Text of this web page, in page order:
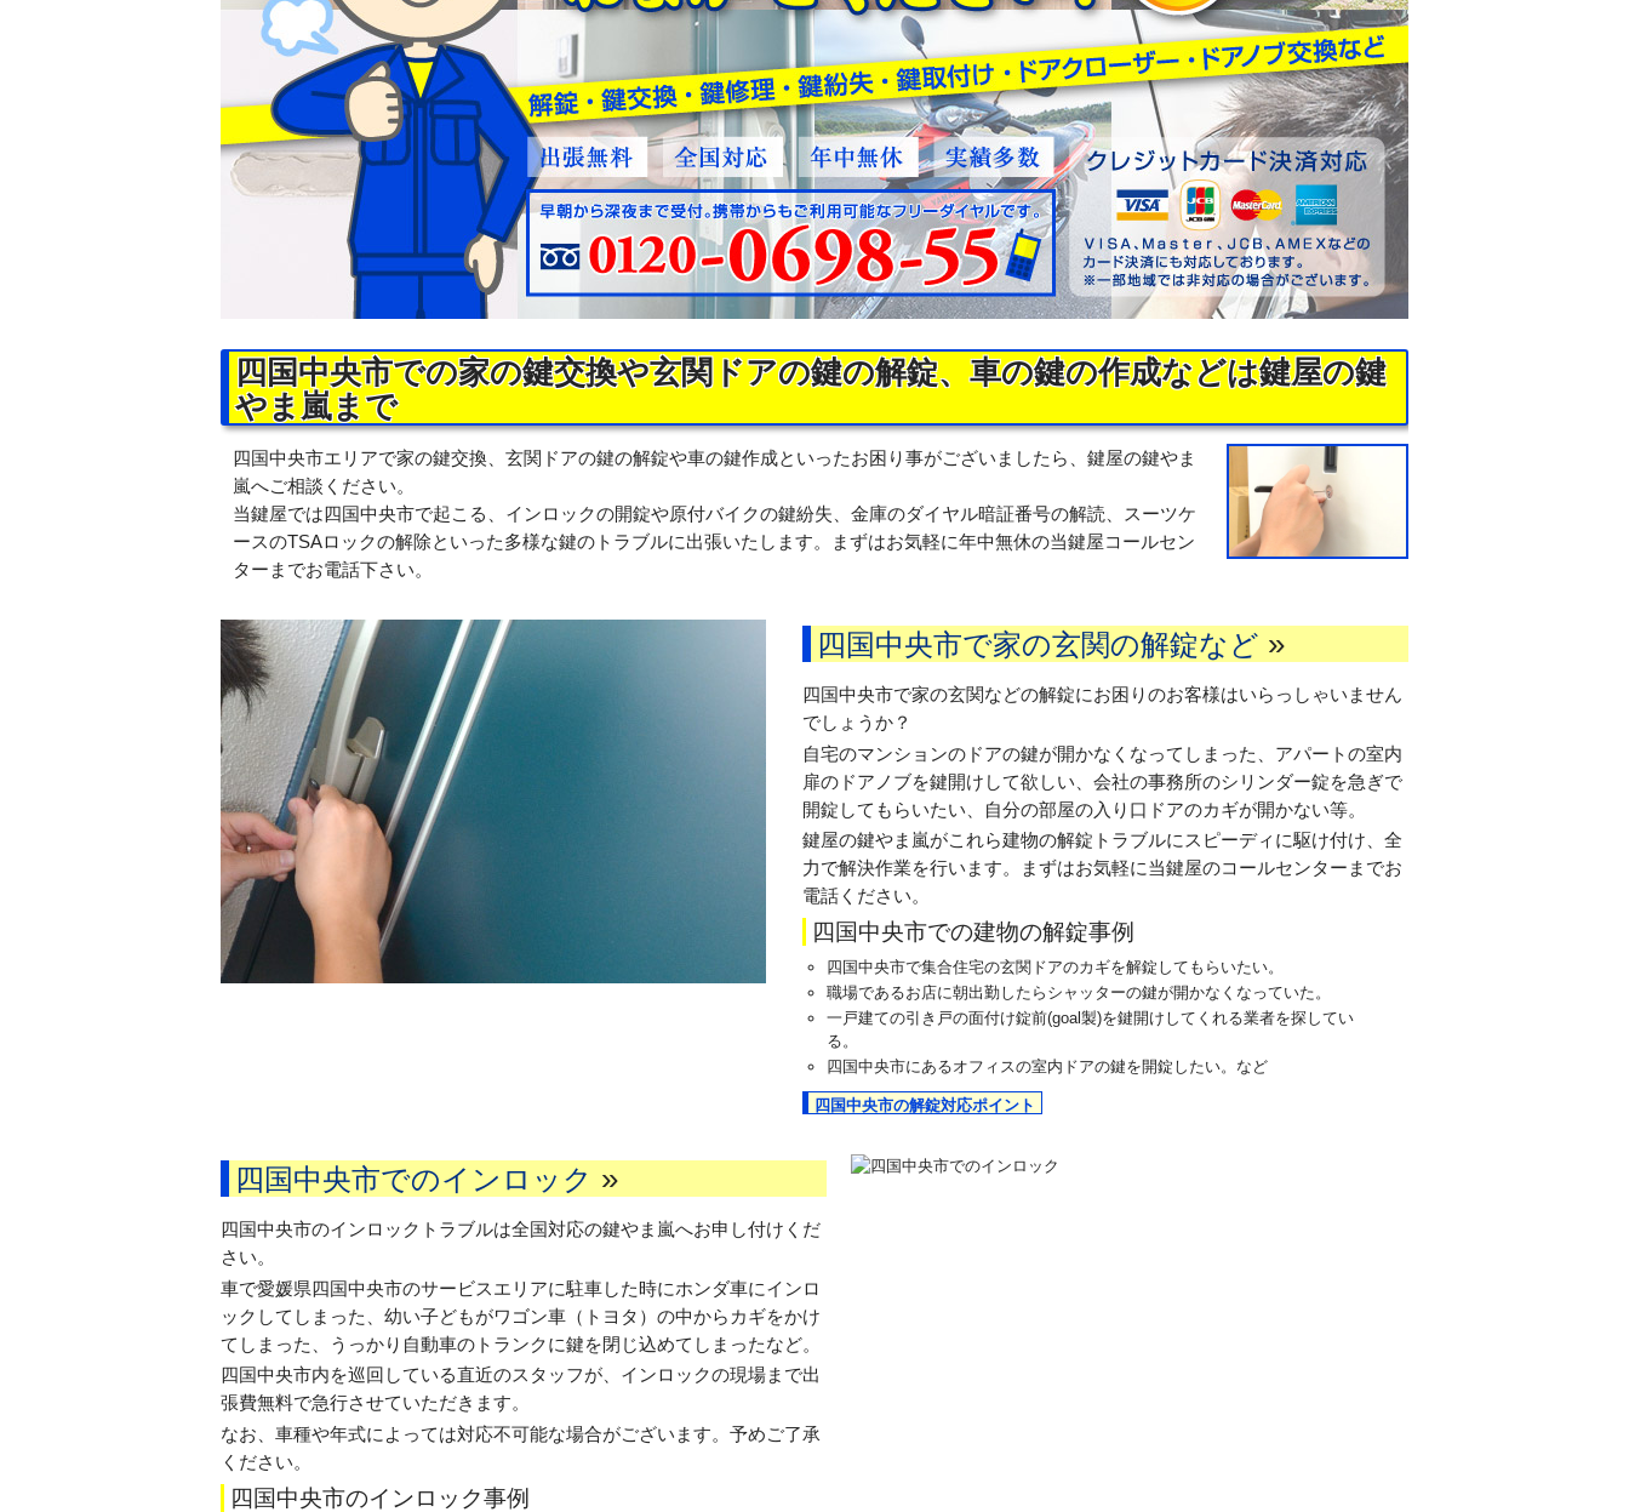
四国中央市での家の鍵交換や玄関ドアの鍵の解錠、車の鍵の作成などは鍵屋の鍵
やま嵐まで
四国中央市エリアで家の鍵交換、玄関ドアの鍵の解錠や車の鍵作成といったお困り事がございましたら、鍵屋の鍵やま
嵐へご相談ください。
当鍵屋では四国中央市で起こる、インロックの開錠や原付バイクの鍵紛失、金庫のダイヤル暗証番号の解読、スーツケ
ースのTSAロックの解除といった多様な鍵のトラブルに出張いたします。まずはお気軽に年中無休の当鍵屋コールセン
ターまでお電話下さい。
四国中央市で家の玄関の解錠など »
四国中央市で家の玄関などの解錠にお困りのお客様はいらっしゃいません
でしょうか？
自宅のマンションのドアの鍵が開かなくなってしまった、アパートの室内
扉のドアノブを鍵開けして欲しい、会社の事務所のシリンダー錠を急ぎで
開錠してもらいたい、自分の部屋の入り口ドアのカギが開かない等。
鍵屋の鍵やま嵐がこれら建物の解錠トラブルにスピーディに駆け付け、全
力で解決作業を行います。まずはお気軽に当鍵屋のコールセンターまでお
電話ください。
四国中央市での建物の解錠事例
四国中央市で集合住宅の玄関ドアのカギを解錠してもらいたい。
職場であるお店に朝出勤したらシャッターの鍵が開かなくなっていた。
一戸建ての引き戸の面付け錠前(goal製)を鍵開けしてくれる業者を探してい
る。
四国中央市にあるオフィスの室内ドアの鍵を開錠したい。など
四国中央市の解錠対応ポイント
四国中央市でのインロック »
四国中央市のインロックトラブルは全国対応の鍵やま嵐へお申し付けくだ
さい。
車で愛媛県四国中央市のサービスエリアに駐車した時にホンダ車にインロ
ックしてしまった、幼い子どもがワゴン車（トヨタ）の中からカギをかけ
てしまった、うっかり自動車のトランクに鍵を閉じ込めてしまったなど。
四国中央市内を巡回している直近のスタッフが、インロックの現場まで出
張費無料で急行させていただきます。
なお、車種や年式によっては対応不可能な場合がございます。予めご了承
ください。
四国中央市のインロック事例